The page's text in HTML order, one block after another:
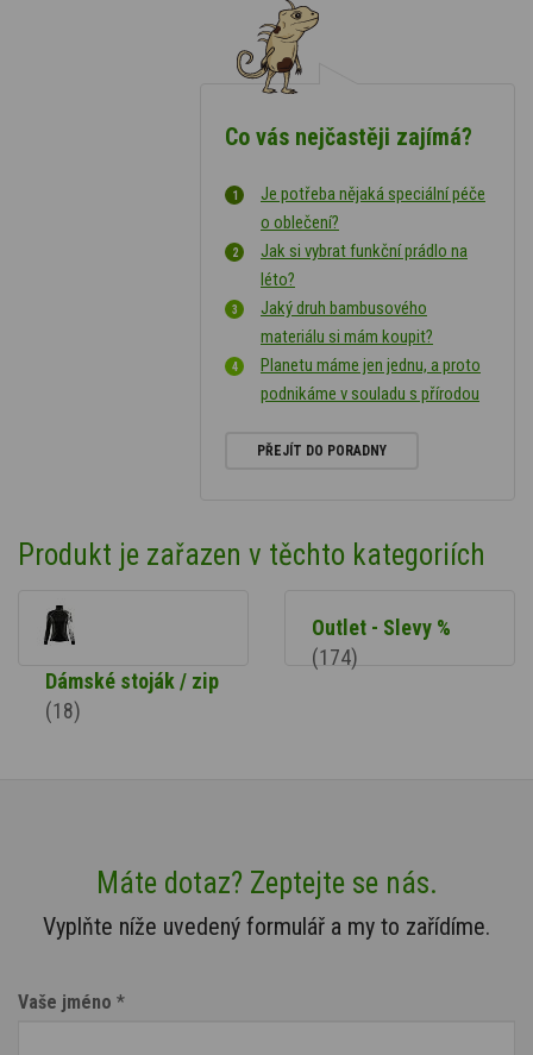
Co vás nejčastěji zajímá?
Je potřeba nějaká speciální péče
o oblečení?
Jak si vybrat funkční prádlo na
léto?
Jaký druh bambusového
materiálu si mám koupit?
Planetu máme jen jednu, a proto
podnikáme v souladu s přírodou
PŘEJÍT DO PORADNY
Produkt je zařazen v těchto kategoriích
Dámské stoják / zip
(18)
Outlet - Slevy %
(174)
Máte dotaz? Zeptejte se nás.
Vyplňte níže uvedený formulář a my to zařídíme.
Vaše jméno *